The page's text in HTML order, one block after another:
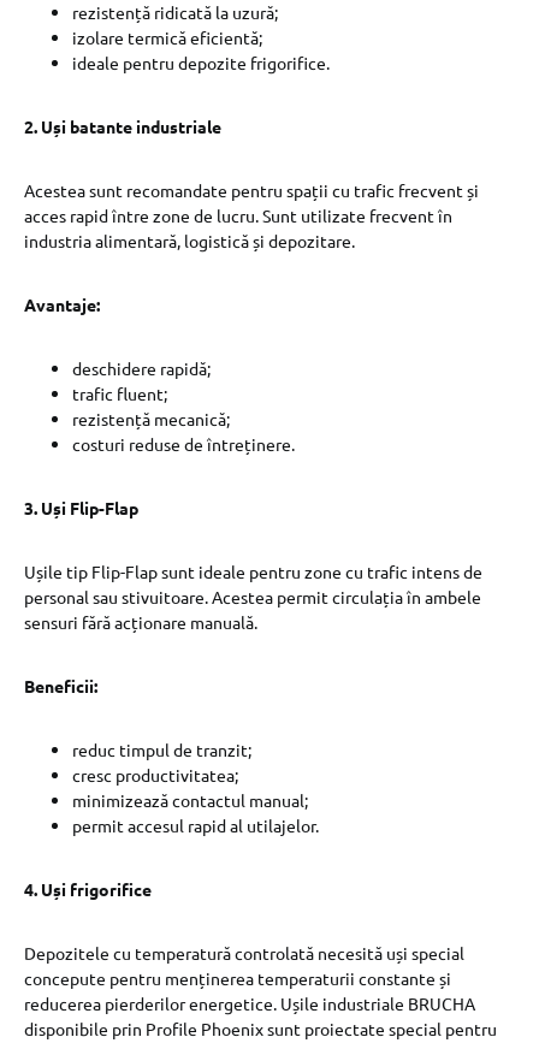
rezistență ridicată la uzură;
izolare termică eficientă;
ideale pentru depozite frigorifice.
2. Uși batante industriale
Acestea sunt recomandate pentru spații cu trafic frecvent și
acces rapid între zone de lucru. Sunt utilizate frecvent în
industria alimentară, logistică și depozitare.
Avantaje:
deschidere rapidă;
trafic fluent;
rezistență mecanică;
costuri reduse de întreținere.
3. Uși Flip-Flap
Ușile tip Flip-Flap sunt ideale pentru zone cu trafic intens de
personal sau stivuitoare. Acestea permit circulația în ambele
sensuri fără acționare manuală.
Beneficii:
reduc timpul de tranzit;
cresc productivitatea;
minimizează contactul manual;
permit accesul rapid al utilajelor.
4. Uși frigorifice
Depozitele cu temperatură controlată necesită uși special
concepute pentru menținerea temperaturii constante și
reducerea pierderilor energetice. Ușile industriale BRUCHA
disponibile prin Profile Phoenix sunt proiectate special pentru